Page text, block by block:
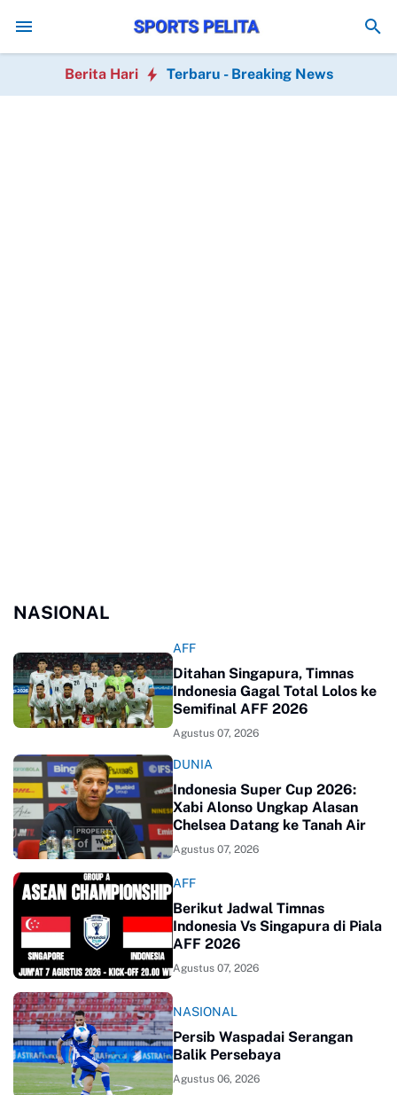
Resmi Perpanjang Kontrak di MadridAlex Marquez Tercepat di
Berita Hari Terbaru - Breaking News
NASIONAL
AFF
Ditahan Singapura, Timnas
Indonesia Gagal Total Lolos ke
Semifinal AFF 2026
Agustus 07, 2026
DUNIA
Indonesia Super Cup 2026:
Xabi Alonso Ungkap Alasan
Chelsea Datang ke Tanah Air
Agustus 07, 2026
AFF
Berikut Jadwal Timnas
Indonesia Vs Singapura di Piala
AFF 2026
Agustus 07, 2026
NASIONAL
Persib Waspadai Serangan
Balik Persebaya
Agustus 06, 2026